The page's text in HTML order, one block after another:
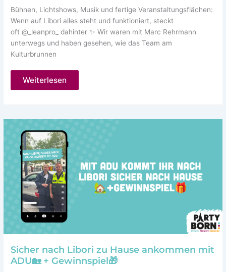
Bühnen, Lichtshows, Musik und fertige Veranstaltungsflächen:
Wenn auf Libori alles steht und funktioniert, steckt
oft @_leanpro_ dahinter ✨ Wir waren mit Marc Rehrmann
unterwegs und haben gesehen, wie das Team am
Kulturbrunnen
Ohne
wäre
nicht
Weiterlesen
Sicher nach Libori zu Hause ankommen mit
ADU🏡 + Gewinnspiel🎁